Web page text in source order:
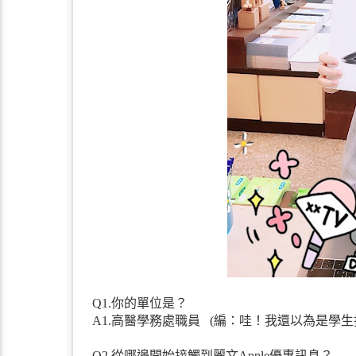
Q1.你的單位是？
A1.高醫學務處職員 (編：哇！我還以為是學